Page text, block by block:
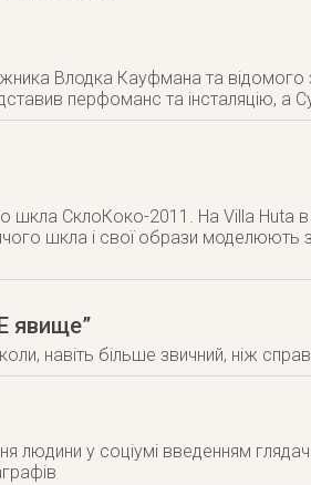
Влодка Кауфмана та відомого
перфоманс та інсталяцію, а
шкла СклоКоко-2011. На Villa Huta
шкла і свої образи
явище”
навіть більше звичний, ніж
людини у соціумі введенням